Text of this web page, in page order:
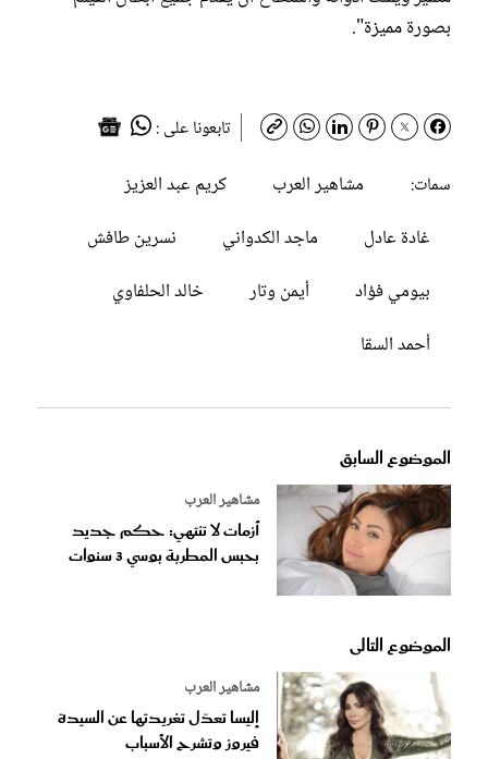
بصورة مميزة".
تابعونا على :
سمات:
مشاهير العرب
كريم عبد العزيز
غادة عادل
ماجد الكدواني
نسرين طافش
بيومي فؤاد
أيمن وتار
خالد الحلفاوي
أحمد السقا
الموضوع السابق
مشاهير العرب
أزمات لا تنتهي: حكم جديد
بحبس المطربة بوسي 3 سنوات
الموضوع التالى
مشاهير العرب
إليسا تعدّل تغريدتها عن السيدة
فيروز وتشرح الأسباب